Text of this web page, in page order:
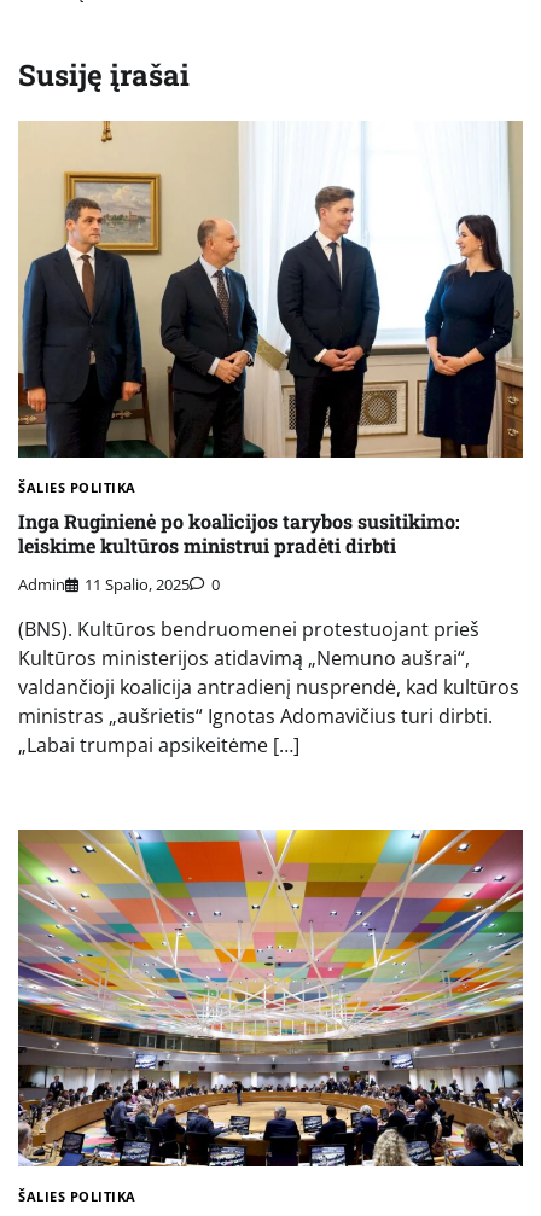
Susiję įrašai
ŠALIES POLITIKA
Inga Ruginienė po koalicijos tarybos susitikimo:
leiskime kultūros ministrui pradėti dirbti
Admin 11 Spalio, 2025 0
(BNS). Kultūros bendruomenei protestuojant prieš
Kultūros ministerijos atidavimą „Nemuno aušrai“,
valdančioji koalicija antradienį nusprendė, kad kultūros
ministras „aušrietis“ Ignotas Adomavičius turi dirbti.
„Labai trumpai apsikeitėme […]
ŠALIES POLITIKA